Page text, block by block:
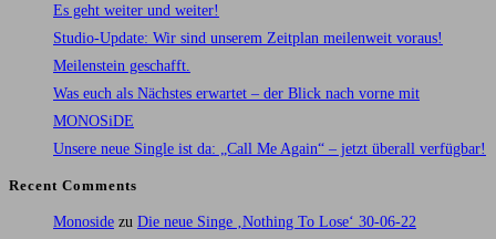
Zeitplan
meilenweit
voraus!
Es geht weiter und weiter!
Studio-Update: Wir sind unserem Zeitplan meilenweit voraus!
Meilenstein geschafft.
Was euch als Nächstes erwartet – der Blick nach vorne mit
MONOSiDE
Unsere neue Single ist da: „Call Me Again“ – jetzt überall verfügbar!
Recent Comments
Monoside zu Die neue Singe ‚Nothing To Lose‘ 30-06-22